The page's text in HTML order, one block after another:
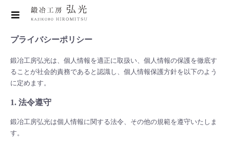
プライバシーポリシー
鍛冶工房弘光は、個人情報を適正に取扱い、個人情報の保護を徹底す
ることが社会的責務であると認識し、個人情報保護方針を以下のよう
に定めます。
1. 法令遵守
鍛冶工房弘光は個人情報に関する法令、その他の規範を遵守いたしま
す。